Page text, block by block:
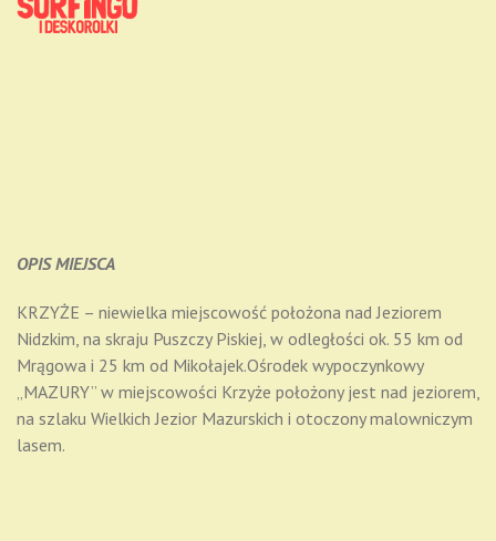
OPIS MIEJSCA
KRZYŻE – niewielka miejscowość położona nad Jeziorem
Nidzkim, na skraju Puszczy Piskiej, w odległości ok. 55 km od
Mrągowa i 25 km od Mikołajek.Ośrodek wypoczynkowy
„MAZURY” w miejscowości Krzyże położony jest nad jeziorem,
na szlaku Wielkich Jezior Mazurskich i otoczony malowniczym
lasem.